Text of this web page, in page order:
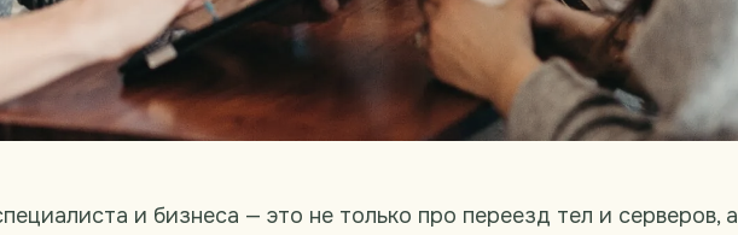
и бизнеса — это не только про переезд тел и серверов, а